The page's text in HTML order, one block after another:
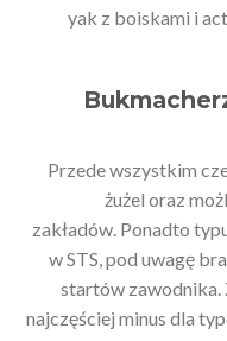
yak z boiskami i
Przede wszystkim
żużel oraz
zakładów. Ponadto
w STS, pod uwagę
startów zawodnika.
najczęściej minus dla